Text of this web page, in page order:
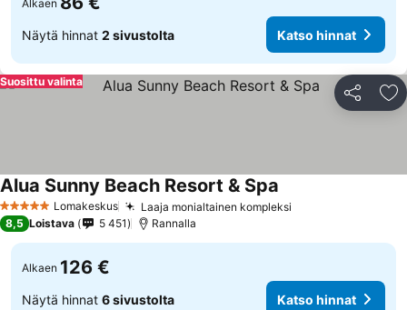
Alkaen
Näytä hinnat 2 sivustolta Katso hinnat
Jaa
Suosittu valinta
5 TähtiluokitusLomakeskus Laaja monialtainen kompleksi
Alua Sunny Beach Resort & Spa
8,5 Loistava 5 451 Rannalla
Alkaen 126 €
Näytä hinnat 6 sivustolta Katso hinnat